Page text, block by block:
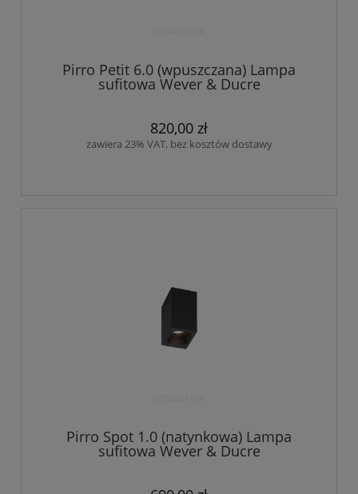
Pirro Petit 6.0 (wpuszczana) Lampa
sufitowa Wever & Ducre
820,00 zł
zawiera 23% VAT, bez kosztów dostawy
Pirro Spot 1.0 (natynkowa) Lampa
sufitowa Wever & Ducre